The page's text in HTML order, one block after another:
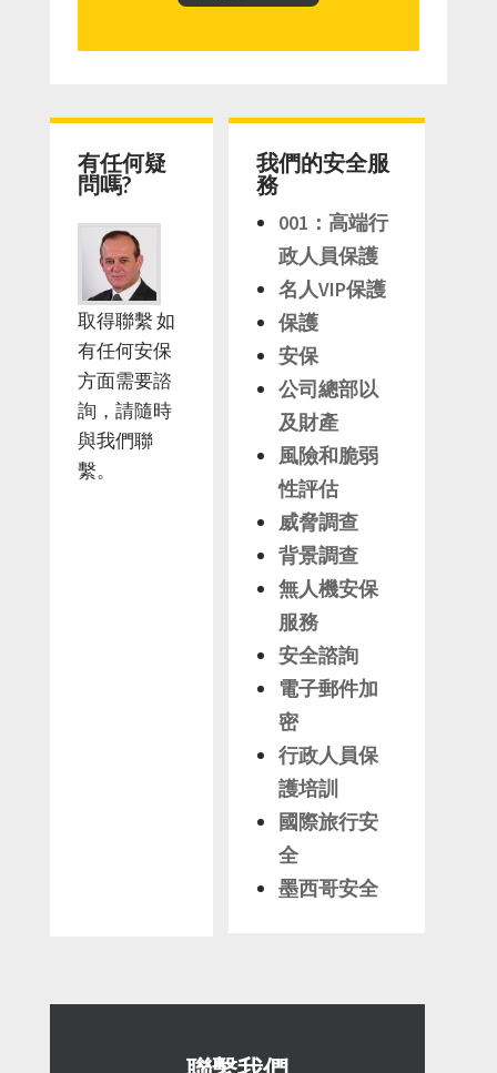
有任何疑
問嗎?
取得聯繫 如
有任何安保
方面需要諮
詢，請隨時
與我們聯
繫。
我們的安全服
務
001：高端行
政人員保護
名人VIP保護
保護
安保
公司總部以
及財產
風險和脆弱
性評估
威脅調查
背景調查
無人機安保
服務
安全諮詢
電子郵件加
密
行政人員保
護培訓
國際旅行安
全
墨西哥安全